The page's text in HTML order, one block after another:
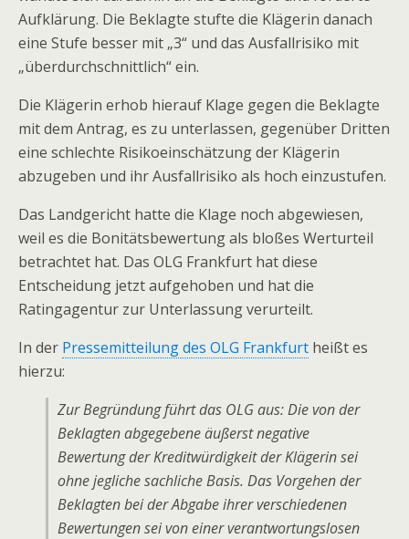
Aufklärung. Die Beklagte stufte die Klägerin danach
eine Stufe besser mit „3“ und das Ausfallrisiko mit
„überdurchschnittlich“ ein.
Die Klägerin erhob hierauf Klage gegen die Beklagte
mit dem Antrag, es zu unterlassen, gegenüber Dritten
eine schlechte Risikoeinschätzung der Klägerin
abzugeben und ihr Ausfallrisiko als hoch einzustufen.
Das Landgericht hatte die Klage noch abgewiesen,
weil es die Bonitätsbewertung als bloßes Werturteil
betrachtet hat. Das OLG Frankfurt hat diese
Entscheidung jetzt aufgehoben und hat die
Ratingagentur zur Unterlassung verurteilt.
In der Pressemitteilung des OLG Frankfurt heißt es
hierzu:
Zur Begründung führt das OLG aus: Die von der
Beklagten abgegebene äußerst negative
Bewertung der Kreditwürdigkeit der Klägerin sei
ohne jegliche sachliche Basis. Das Vorgehen der
Beklagten bei der Abgabe ihrer verschiedenen
Bewertungen sei von einer verantwortungslosen